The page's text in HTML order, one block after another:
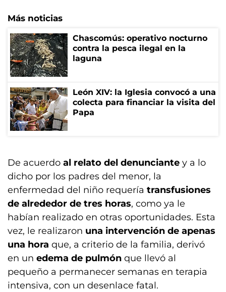
Más noticias
Chascomús: operativo nocturno
contra la pesca ilegal en la
laguna
León XIV: la Iglesia convocó a una
colecta para financiar la visita del
Papa
De acuerdo al relato del denunciante y a lo
dicho por los padres del menor, la
enfermedad del niño requería transfusiones
de alrededor de tres horas, como ya le
habían realizado en otras oportunidades. Esta
vez, le realizaron una intervención de apenas
una hora que, a criterio de la familia, derivó
en un edema de pulmón que llevó al
pequeño a permanecer semanas en terapia
intensiva, con un desenlace fatal.